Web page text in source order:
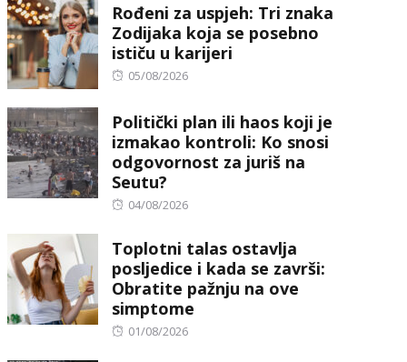
Rođeni za uspjeh: Tri znaka
Zodijaka koja se posebno
ističu u karijeri
Posted
05/08/2026
Politički plan ili haos koji je
izmakao kontroli: Ko snosi
odgovornost za juriš na
Seutu?
Posted
04/08/2026
Toplotni talas ostavlja
posljedice i kada se završi:
Obratite pažnju na ove
simptome
Posted
01/08/2026